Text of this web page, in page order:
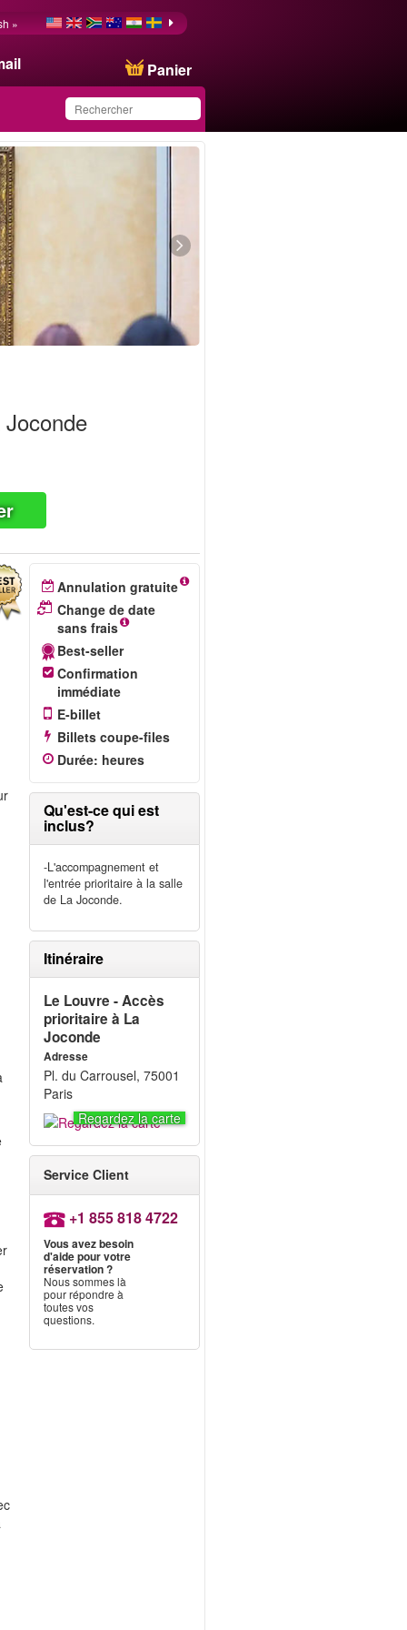
Panier
»
Annulation gratuite
Change de date
sans frais
Best-seller
Confirmation
immédiate
E-billet
Billets coupe-files
Durée: heures
Qu'est-ce qui est
inclus?
-L'accompagnement et
l'entrée prioritaire à la salle
de La Joconde.
Itinéraire
Le Louvre - Accès
prioritaire à La
Joconde
Adresse
Pl. du Carrousel, 75001
Paris
Regardez la carte
Service Client
+1 855 818 4722
Vous avez besoin
d'aide pour votre
réservation ?
Nous sommes là
pour répondre à
toutes vos
questions.